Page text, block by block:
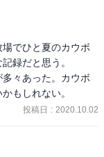
でひと夏のカウボ
録だと思う。
々あった。カウボ
もしれない。
投稿日 : 2020.10.02